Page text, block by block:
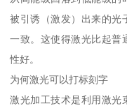
被引诱（激发）出来的光
一致。这使得激光比起普
性好。
为何激光可以打标刻字
激光加工技术是利用激光